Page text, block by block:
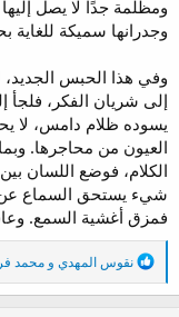
ومظلمة جدًا لا يصل
وجدرانها سميكة للغاية
وفي هذا الحبس الجديد،
إلى شريان الفكر،
يسوده ظلام دامس، لا
العيون من محاجرها.
الكلام، فوضع اللسان
شيء يستحق السماع عن
فمزق أغشية السمع.
ا
ت
نقوس المهدي و محمد